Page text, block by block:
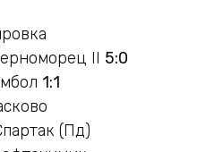
II 5:0
1:1
(Пд)